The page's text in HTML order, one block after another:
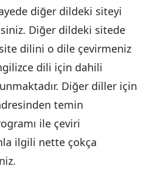
diğer dildeki siteyi
Diğer dildeki sitede
dilini o dile çevirmeniz
dili için dahili
Diğer diller için
temin
ile çeviri
ilgili nette çokça